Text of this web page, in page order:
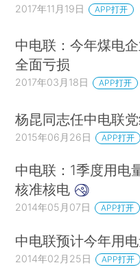
2017年11月19日 APP打开
中电联：今年煤电
全面亏损
2017年03月18日 APP打开
杨昆同志任中电联
2015年06月26日 APP打开
中电联：1季度用电
核准核电
2014年05月07日 APP打开
中电联预计今年用
2014年02月25日 APP打开